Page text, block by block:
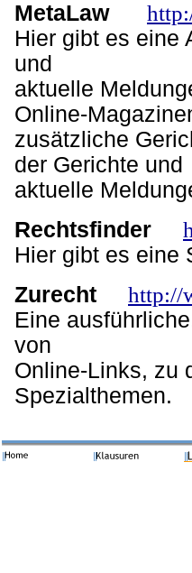
MetaLaw
Hier gibt es eine
und
aktuelle
Online-
zusätzliche
der Gerichte und
aktuelle
Rechtsfinder
Hier gibt es eine
Zurecht
http://
Eine
von
Online-Links, zu
Spezialthemen.